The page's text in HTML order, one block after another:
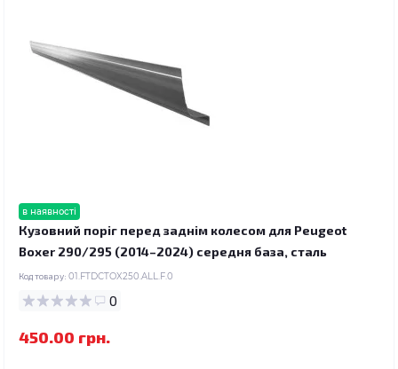
в наявності
Кузовний поріг перед заднім колесом для Peugeot
Boxer 290/295 (2014–2024) середня база, сталь
Код товару: 01.FTDCTOX250.ALL.F.0
0
450.00 грн.